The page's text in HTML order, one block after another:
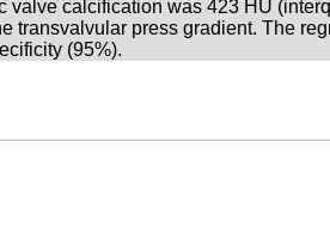
valve calcification was 423 HU
transvalvular press gradient. The
(95%).